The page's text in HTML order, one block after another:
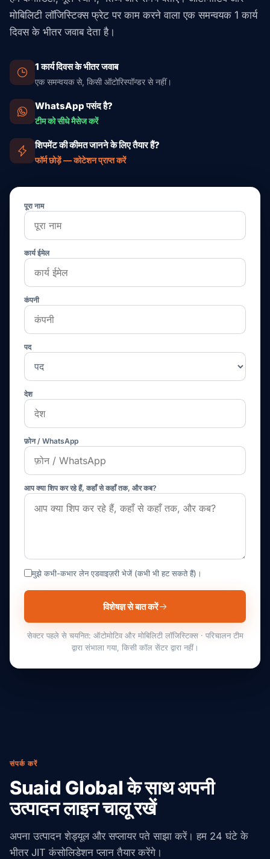
मोबिलिटी लॉजिस्टिक्स फ्रेट पर काम करने वाला एक समन्वयक 1 कार्य
दिवस के भीतर जवाब देता है।
1 कार्य दिवस के भीतर जवाब
एक समन्वयक से, किसी ऑटोरिस्पॉन्डर से नहीं।
WhatsApp पसंद है?
टीम को सीधे मैसेज करें
शिपमेंट की कीमत जानने के लिए तैयार हैं?
फॉर्म छोड़ें — कोटेशन प्राप्त करें
पूरा नाम
कार्य ईमेल
कंपनी
पद
देश
फ़ोन / WhatsApp
आप क्या शिप कर रहे हैं, कहाँ से कहाँ तक, और कब?
मुझे कभी-कभार लेन एडवाइज़री भेजें (कभी भी हट सकते हैं)।
विशेषज्ञ से बात करें
सेक्टर पहले से चयनित: ऑटोमोटिव और मोबिलिटी लॉजिस्टिक्स · परिचालन टीम
द्वारा संभाला गया, किसी कॉल सेंटर द्वारा नहीं।
संपर्क करें
Suaid Global के साथ अपनी
उत्पादन लाइन चालू रखें
अपना उत्पादन शेड्यूल और सप्लायर पते साझा करें। हम 24 घंटे के
भीतर JIT कंसोलिडेशन प्लान तैयार करेंगे।